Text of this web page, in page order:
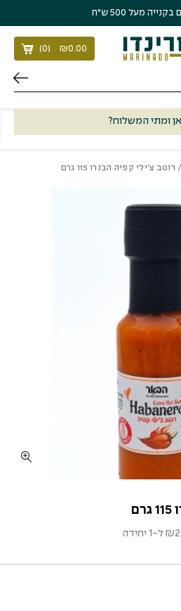
מעל 500 ש״ח
₪0.00
(
0
)
ומתי המשלוח?
/ רוטב צ’ילי קפיה הבנרו 115 גרם
₪ ל-1 יחידה